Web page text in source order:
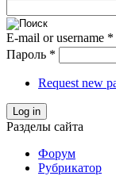
E-mail or username *
Пароль *
Request new
Log in
Разделы сайта
Форум
Рубрикатор